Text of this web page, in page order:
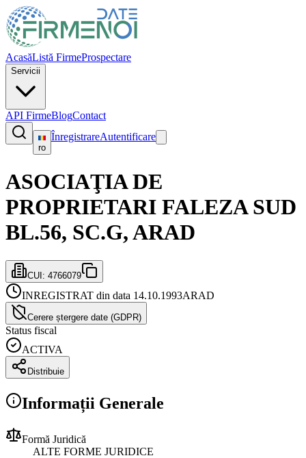
AcasăListă FirmeProspectare
Servicii
API FirmeBlogContact
ro
ÎnregistrareAutentificare
ASOCIAŢIA DE
PROPRIETARI FALEZA SUD
BL.56, SC.G, ARAD
CUI: 4766079
INREGISTRAT din data 14.10.1993ARAD
Cerere ștergere date (GDPR)
Status fiscal
ACTIVA
Distribuie
Informații Generale
Formă Juridică
ALTE FORME JURIDICE